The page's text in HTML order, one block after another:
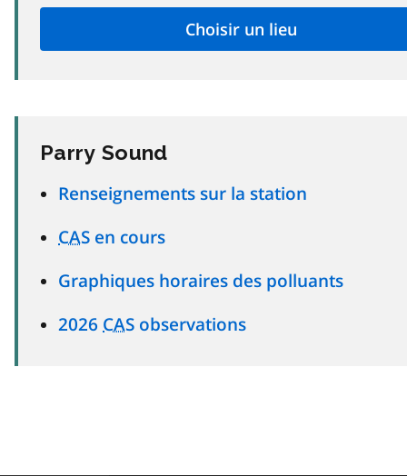
Parry Sound
Renseignements sur la station
CAS en cours
Graphiques horaires des polluants
2026 CAS observations